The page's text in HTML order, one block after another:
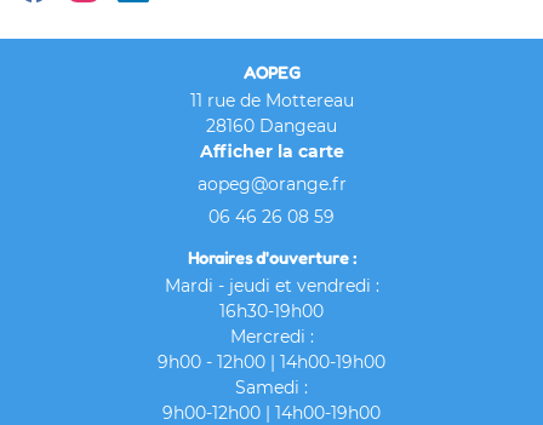
AOPEG
11 rue de Mottereau
28160 Dangeau
Afficher la carte
06 46 26 08 59
Horaires d'ouverture :
Mardi - jeudi et vendredi :
16h30-19h00
Mercredi :
9h00 - 12h00 | 14h00-19h00
Samedi :
9h00-12h00 | 14h00-19h00